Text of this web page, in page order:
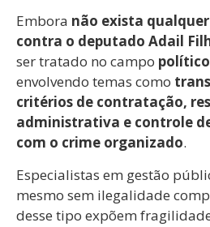
Embora não exista
contra o deputado Adail
ser tratado no campo
envolvendo temas como
critérios de contratação,
administrativa e controle
com o crime organizado.
Especialistas em gestão
mesmo sem ilegalidade
desse tipo expõem